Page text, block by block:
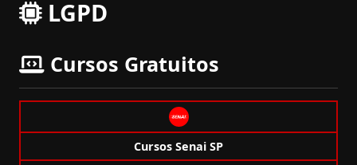
LGPD
Cursos Gratuitos
Cursos Senai SP